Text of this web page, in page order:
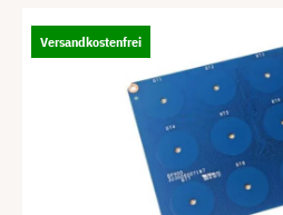
Versandkostenfrei